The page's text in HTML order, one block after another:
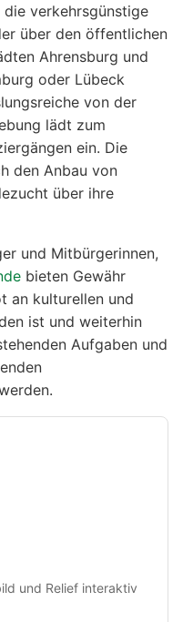
verkehrsgünstige
über den öffentlichen
Ahrensburg und
oder Lübeck
von der
lädt zum
ein. Die
den Anbau von
über ihre
und Mitbürgerinnen,
bieten Gewähr
an kulturellen und
ist und weiterhin
Aufgaben und
und Relief interaktiv